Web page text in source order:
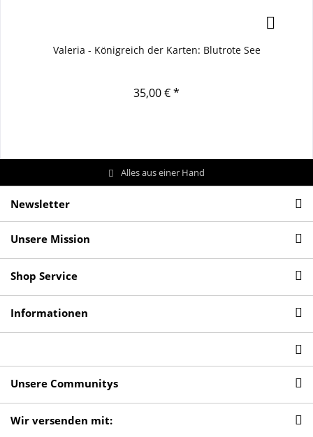
Valeria - Königreich der Karten: Blutrote See
35,00 € *
Alles aus einer Hand
Newsletter
Unsere Mission
Shop Service
Informationen
Unsere Communitys
Wir versenden mit: